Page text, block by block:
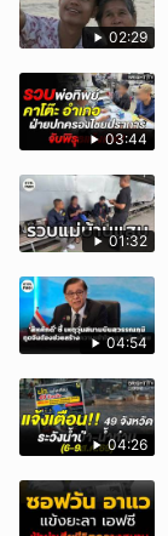
02:29
03:44
01:32
04:54
04:26